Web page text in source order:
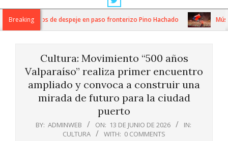
Navigation
MenuBreaking
trabajos de despeje en paso fronterizo Pino Hachado
Cultura: Movimiento “500 años
Valparaíso” realiza primer encuentro
ampliado y convoca a construir una
mirada de futuro para la ciudad
puerto
BY: ADMINWEB ON: 13 DE JUNIO DE 2026
IN:
CULTURA
WITH: 0 COMMENTS